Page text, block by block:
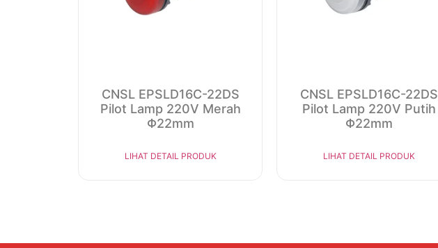
CNSL EPSLD16C-22DS
Pilot Lamp 220V Merah
Φ22mm
LIHAT DETAIL PRODUK
CNSL EPSLD16C-22DS
Pilot Lamp 220V Putih
Φ22mm
LIHAT DETAIL PRODUK